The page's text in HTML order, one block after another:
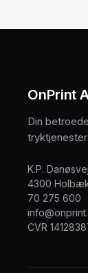
OnPrint
Din
K.P.
4300
70 275 600
CVR